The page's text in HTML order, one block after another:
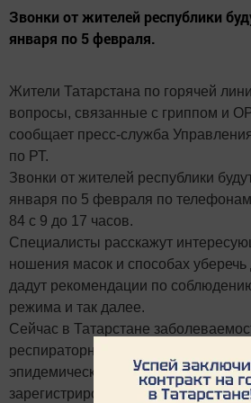
Звонки от жителей республики
января по 5 февраля.
Жители Татарстана по горячей
вопросы, связанные с гриппом и
сообщает пресс-служба
по РТ.
Звонки от жителей республики
января по 5 февраля по
84 с 9 до 17 часов.
Специалисты расскажут
ношения масок и способах уберечь
дадут рекомендации по
режима и так далее.
Сейчас в Татарстане
респираторными вирусными
эпидемического порога. Случаи
зарегистрированы, отмечается в